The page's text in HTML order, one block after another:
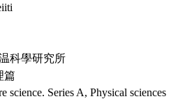
科學研究所
篇
science. Series A, Physical sciences